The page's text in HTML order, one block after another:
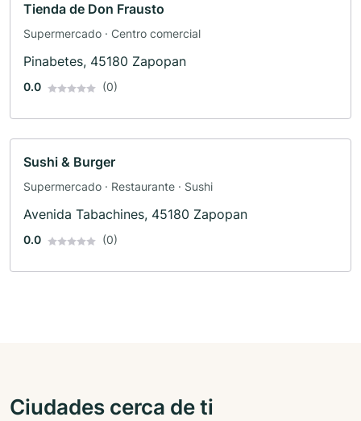
Tienda de Don Frausto
Supermercado · Centro comercial
Pinabetes, 45180 Zapopan
0.0 (0)
Sushi & Burger
Supermercado · Restaurante · Sushi
Avenida Tabachines, 45180 Zapopan
0.0 (0)
Ciudades cerca de ti